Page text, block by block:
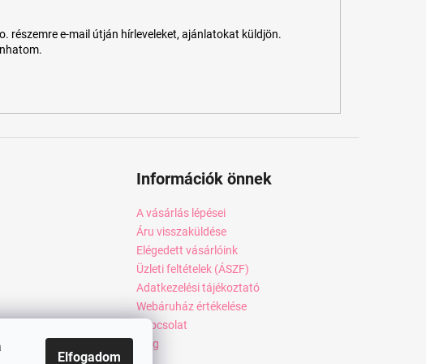
Elfogadom
részemre e-mail útján hírleveleket, ajánlatokat küldjön.
Információk önnek
A vásárlás lépései
Áru visszaküldése
Elégedett vásárlóink
Üzleti feltételek (ÁSZF)
Adatkezelési tájékoztató
Webáruház értékelése
Kapcsolat
Blog